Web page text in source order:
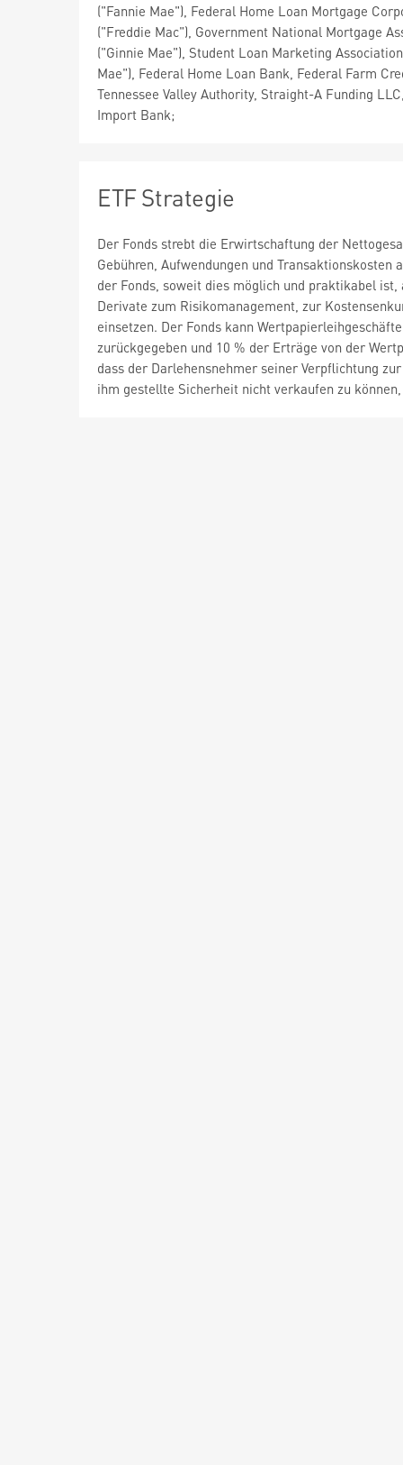
("Fannie Mae"), Federal Home Loan Mortgage
("Freddie Mac"), Government National Mortgage
("Ginnie Mae"), Student Loan Marketing
Mae"), Federal Home Loan Bank, Federal Farm
Tennessee Valley Authority, Straight-A Funding
Import Bank;
ETF Strategie
Der Fonds strebt die Erwirtschaftung der
Gebühren, Aufwendungen und
der Fonds, soweit dies möglich und praktikabel
Derivate zum Risikomanagement, zur
einsetzen. Der Fonds kann
zurückgegeben und 10 % der Erträge von der
dass der Darlehensnehmer seiner Verpflichtung
ihm gestellte Sicherheit nicht verkaufen zu